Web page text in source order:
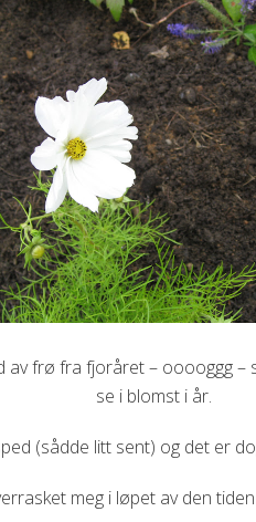
frø fra fjoråret – ooooggg –
se i blomst i år.
(sådde litt sent) og det er
meg i løpet av den